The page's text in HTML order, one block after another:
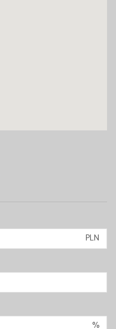
PLN
%